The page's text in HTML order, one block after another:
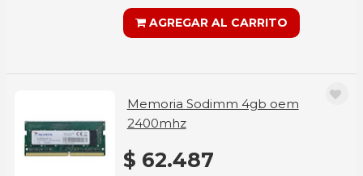
AGREGAR AL CARRITO
Memoria Sodimm 4gb oem
2400mhz
$ 62.487